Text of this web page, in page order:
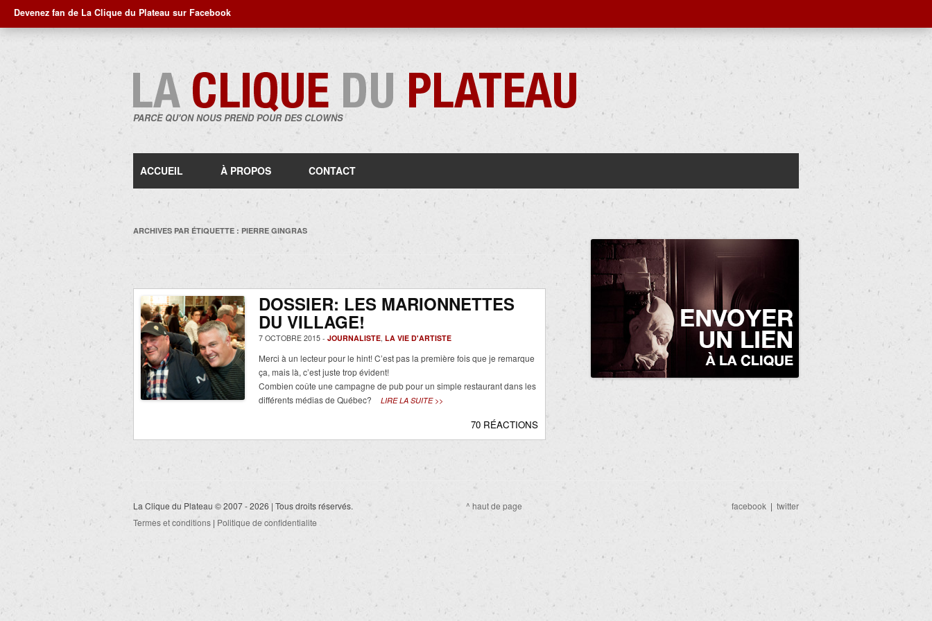
Devenez fan de La Clique du Plateau sur Facebook
PARCE QU'ON NOUS PREND POUR DES CLOWNS
au
ACCUEIL À PROPOS CONTACT
ARCHIVES PAR ÉTIQUETTE : PIERRE GINGRAS
DOSSIER: LES MARIONNETTES
DU VILLAGE!
7 OCTOBRE 2015 - JOURNALISTE, LA VIE D'ARTISTE
Merci à un lecteur pour le hint! C’est pas la première fois que je remarque
ça, mais là, c’est juste trop évident!
Combien coûte une campagne de pub pour un simple restaurant dans les
différents médias de Québec?
LIRE LA SUITE >>
70 RÉACTIONS
La Clique du Plateau © 2007 - 2026 | Tous droits réservés.
Termes et conditions | Politique de confidentialite
^ haut de page facebook | twitter